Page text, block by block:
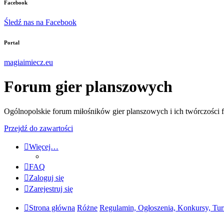
Facebook
Śledź nas na Facebook
Portal
magiaimiecz.eu
Forum gier planszowych
Ogólnopolskie forum miłośników gier planszowych i ich twórczości
Przejdź do zawartości
Więcej…
FAQ
Zaloguj się
Zarejestruj się
Strona główna Różne Regulamin, Ogłoszenia, Konkursy,